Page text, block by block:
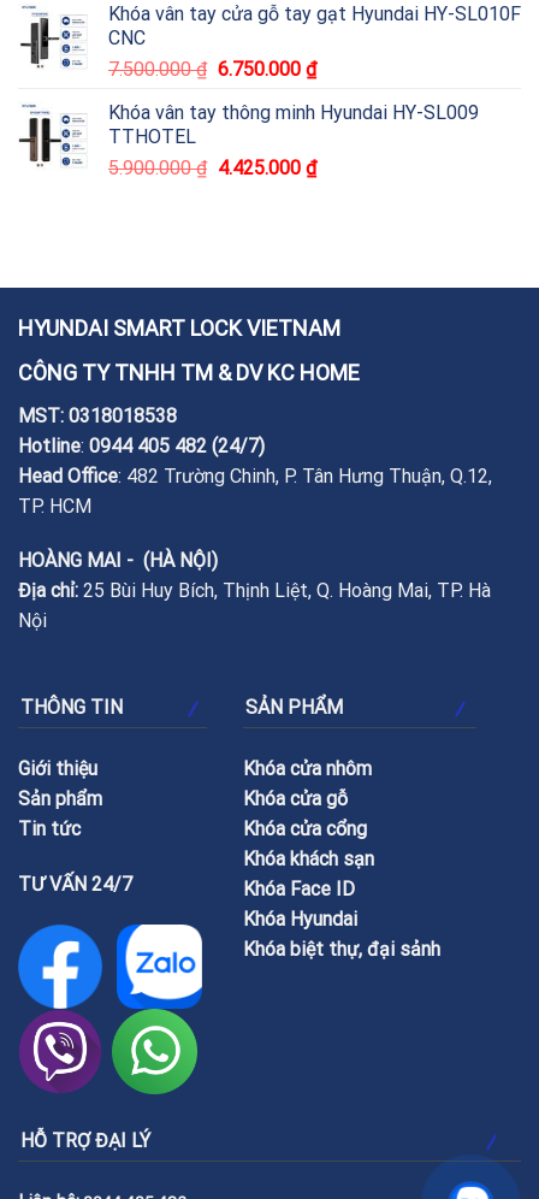
Khóa vân tay cửa gỗ tay gạt Hyundai HY-SL010F
CNC
7.500.000₫ 6.750.000 ₫
Khóa vân tay thông minh Hyundai HY-SL009
TTHOTEL
5.900.000₫ 4.425.000 ₫
HYUNDAI SMART LOCK VIETNAM
CÔNG TY TNHH TM & DV KC HOME
MST: 0318018538
Hotline: 0944 405 482 (24/7)
Head Office: 482 Trường Chinh, P. Tân Hưng Thuận, Q.12,
TP. HCM
HOÀNG MAI - (HÀ NỘI)
Địa chỉ: 25 Bùi Huy Bích, Thịnh Liệt, Q. Hoàng Mai, TP. Hà
Nội
THÔNG TIN
Giới thiệu
Sản phẩm
Tin tức
TƯ VẤN 24/7
SẢN PHẨM
Khóa cửa nhôm
Khóa cửa gỗ
Khóa cửa cổng
Khóa khách sạn
Khóa Face ID
Khóa Hyundai
Khóa biệt thự, đại sảnh
HỖ TRỢ ĐẠI LÝ